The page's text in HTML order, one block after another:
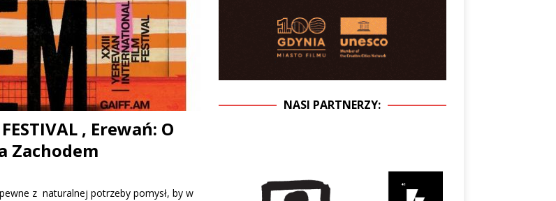
, Erewań: O
Zachodem
z naturalnej potrzeby pomysł, by w
NASI PARTNERZY: